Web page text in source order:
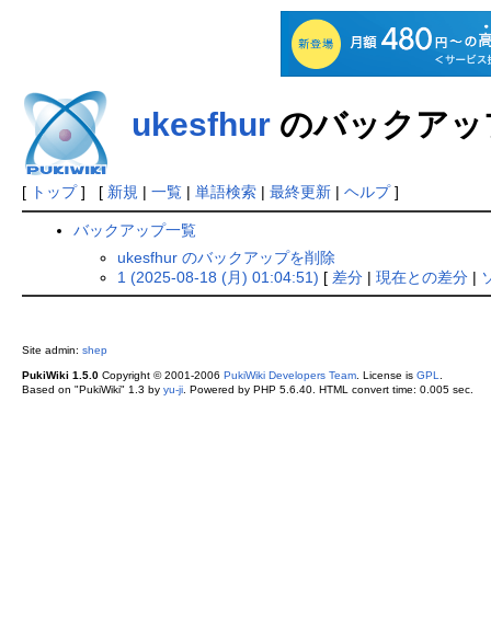
ukesfhurのバックアッ
[ トップ] [ 新規 | 一覧| 単語検索| 最終更新| ヘルプ]
バックアップ一覧
ukesfhur のバックアップを削除
1 (2025-08-18 (月) 01:04:51) [ 差分| 現在との差分|
Site admin: shep
PukiWiki 1.5.0Copyright © 2001-2006 PukiWiki Developers Team. License is GPL
Based on "PukiWiki" 1.3 by yu-ji. Powered by PHP 5.6.40. HTML convert time: 0.005 sec.